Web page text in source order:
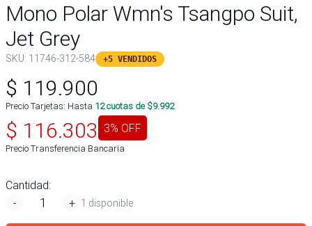
Mono Polar Wmn's Tsangpo Suit,
Jet Grey
SKU: 11746-312-584 +5 VENDIDOS
$ 119.900
Precio Tarjetas: Hasta 12cuotas de $9.992
$ 116.303 3% OFF
Precio Transferencia Bancaria
Cantidad:
-
+ 1 disponible